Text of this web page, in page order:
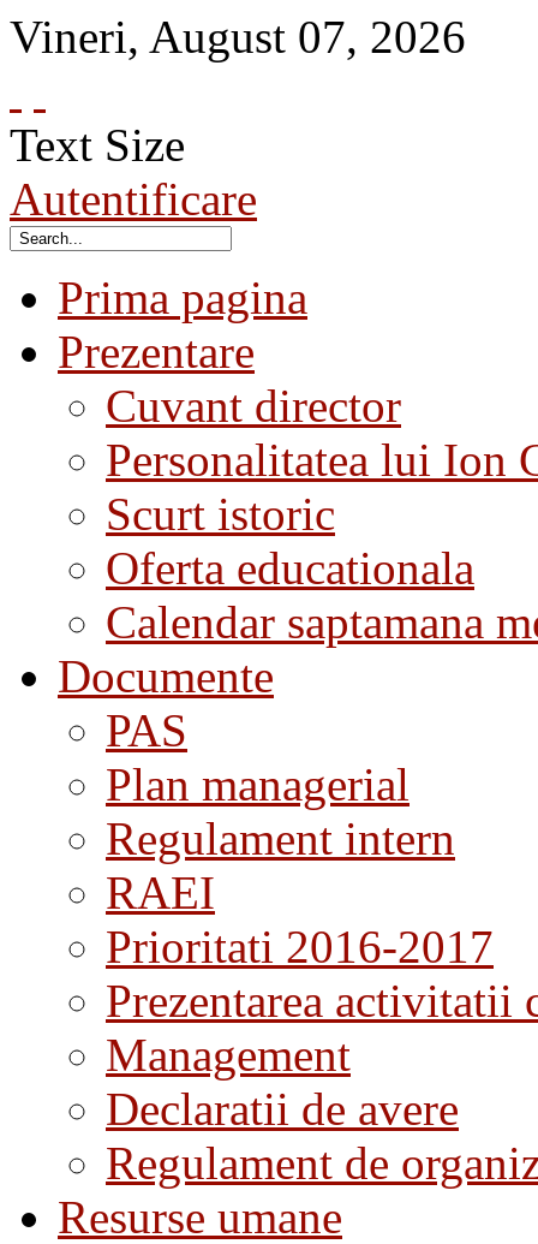
Vineri, August 07, 2026
Text Size
Autentificare
Prima pagina
Prezentare
Cuvant director
Personalitatea lui Ion
Scurt istoric
Oferta educationala
Calendar saptamana
Documente
PAS
Plan managerial
Regulament intern
RAEI
Prioritati 2016-2017
Prezentarea activitatii
Management
Declaratii de avere
Regulament de
Resurse umane